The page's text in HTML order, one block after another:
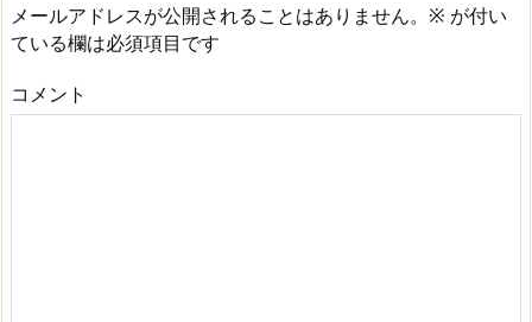
メールアドレスが公開されることはありません。 ※ が付い
ている欄は必須項目です
コメント